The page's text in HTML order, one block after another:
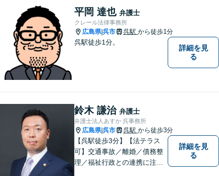
平岡 達也 弁護士
クレール法律事務所
広島県|呉市 呉駅 から徒歩1分
呉駅徒歩1分。
詳細を見
る
鈴木 謙治 弁護士
弁護士法人あすか 呉事務所
広島県|呉市 呉駅 から徒歩3分
【呉駅徒歩3分】【法テラス
可】交通事故／離婚／債務整
理／福祉行政との連携に注力
詳細を見
る